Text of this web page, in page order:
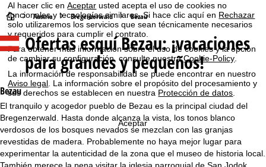
Al hacer clic enAceptar usted acepta el uso de cookies no
funcionales y tecnologías similares. Si hace clic aquí en Rechazar
solo utilizaremos los servicios que sean técnicamente necesarios
y requeridos para cumplir el contrato.
Para obtener más información sobre el uso de cookies y la opción
de cambiar su configuración, consulte nuestraCookie-Policy
La información de responsabilidad se puede encontrar en nuestro
Aviso legal . La información sobre el propósito del procesamiento y
sus derechos se establecen en nuestra Protección de datos
Aceptar
P
á
g
i
a
p
Austria Bregenzerwald Bezau
Ofertas esquíBezau: ¡vacaciones
para grandes y pequeños!
Bezau
El tranquilo y acogedor pueblo de Bezau es la principal ciudad del
Bregenzerwald. Hasta donde alcanza la vista, los tonos blanco
verdosos de los bosques nevados se mezclan con las granjas
revestidas de madera. Probablemente no haya mejor lugar para
experimentar la autenticidad de la zona que el museo de historia local.